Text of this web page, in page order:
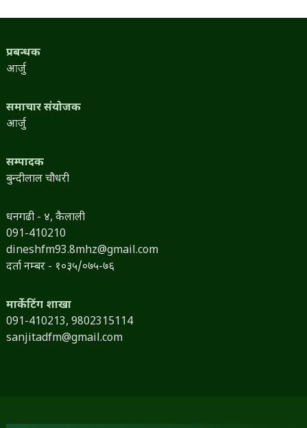
प्रबन्धक
आर्जु
समाचार संयोजक
आर्जु
सम्पादक
बुन्दीलाल चौधरी
धनगढी - ४, कैलाली
091-410210
dineshfm93.8mhz@gmail.com
दर्ता नम्बर - १०३५/०७५-७६
मार्केटिंग शाखा
091-410213, 9802315114
sanjitadfm@gmail.com